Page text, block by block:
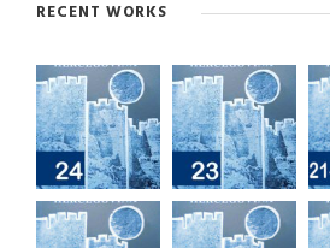
RECENT WORKS